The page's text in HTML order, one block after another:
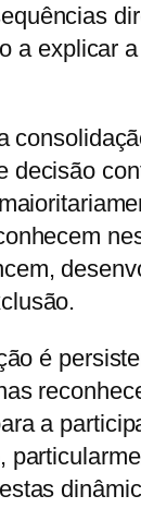
a explicar
decisão
é
a